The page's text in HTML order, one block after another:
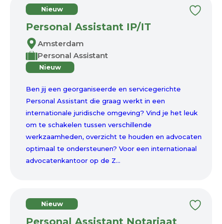
Nieuw
Personal Assistant IP/IT
Amsterdam
Personal Assistant
Nieuw
Ben jij een georganiseerde en servicegerichte
Personal Assistant die graag werkt in een
internationale juridische omgeving? Vind je het leuk
om te schakelen tussen verschillende
werkzaamheden, overzicht te houden en advocaten
optimaal te ondersteunen? Voor een internationaal
advocatenkantoor op de Z...
Nieuw
Personal Assistant Notariaat